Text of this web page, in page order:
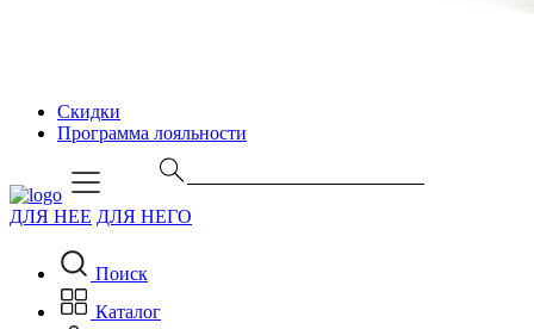
Скидки
Программа лояльности
ДЛЯ НЕЕ ДЛЯ НЕГО
Поиск
Каталог